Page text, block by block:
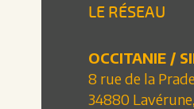
LE RÉSEAU
OCCITANIE /
8 rue de la
34880